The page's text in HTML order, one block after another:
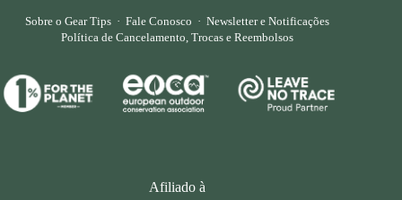
Sobre o Gear Tips· Fale Conosco · Newsletter e Notificações
Política de Cancelamento, Trocas e Reembolsos
Afiliado à